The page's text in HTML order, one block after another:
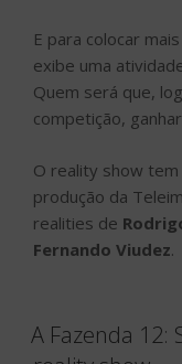
E para colocar
exibe uma
Quem será que,
competição,
O reality show
produção da
realities de
Fernando Viudez.
A Fazenda 12: